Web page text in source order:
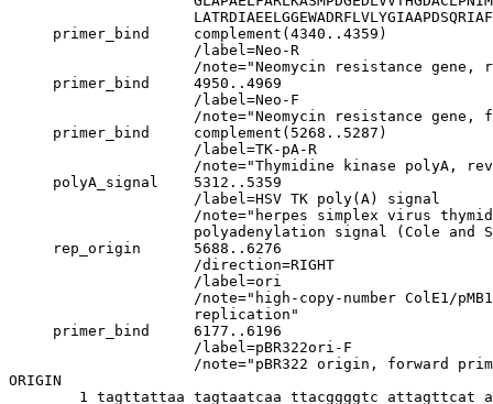
     primer_bind     complement(4340..4359)
                     /label=Neo-R
/note="Neomycin resistance gene,
     primer_bind     4950..4969
                     /label=Neo-F
/note="Neomycin resistance gene,
     primer_bind     complement(5268..5287)
                     /label=TK-pA-R
/note="Thymidine kinase polyA,
     polyA_signal    5312..5359
                     /label=HSV TK poly(A) signal
/note="herpes simplex virus
polyadenylation signal (Cole and
     rep_origin      5688..6276
                     /direction=RIGHT
                     /label=ori
/note="high-copy-number ColE1/
                     replication"
     primer_bind     6177..6196
                     /label=pBR322ori-F
/note="pBR322 origin, forward
ORIGIN
1 tagttattaa tagtaatcaa ttacggggtc attagttcat